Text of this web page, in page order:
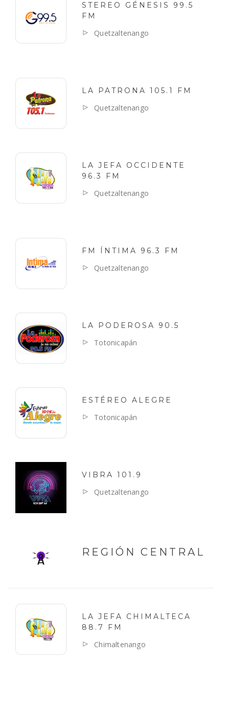
STEREO GÉNESIS 99.5
FM
Quetzaltenango
LA PATRONA 105.1 FM
Quetzaltenango
LA JEFA OCCIDENTE
96.3 FM
Quetzaltenango
FM ÍNTIMA 96.3 FM
Quetzaltenango
LA PODEROSA 90.5
Totonicapán
ESTÉREO ALEGRE
Totonicapán
VIBRA 101.9
Quetzaltenango
REGIÓN CENTRAL
LA JEFA CHIMALTECA
88.7 FM
Chimaltenango